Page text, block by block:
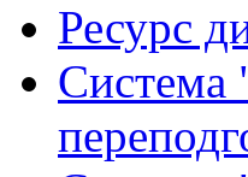
Ресурс
Система